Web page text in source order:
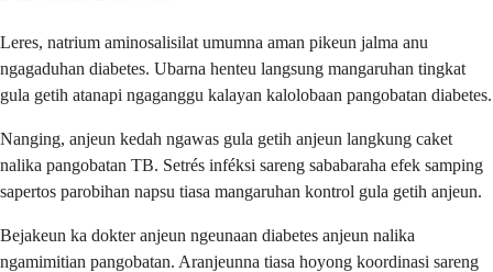
Leres, natrium aminosalisilat umumna aman pikeun jalma anu
ngagaduhan diabetes. Ubarna henteu langsung mangaruhan tingkat
gula getih atanapi ngaganggu kalayan kalolobaan pangobatan diabetes.
Nanging, anjeun kedah ngawas gula getih anjeun langkung caket
nalika pangobatan TB. Setrés inféksi sareng sababaraha efek samping
sapertos parobihan napsu tiasa mangaruhan kontrol gula getih anjeun.
Bejakeun ka dokter anjeun ngeunaan diabetes anjeun nalika
ngamimitian pangobatan. Aranjeunna tiasa hoyong koordinasi sareng